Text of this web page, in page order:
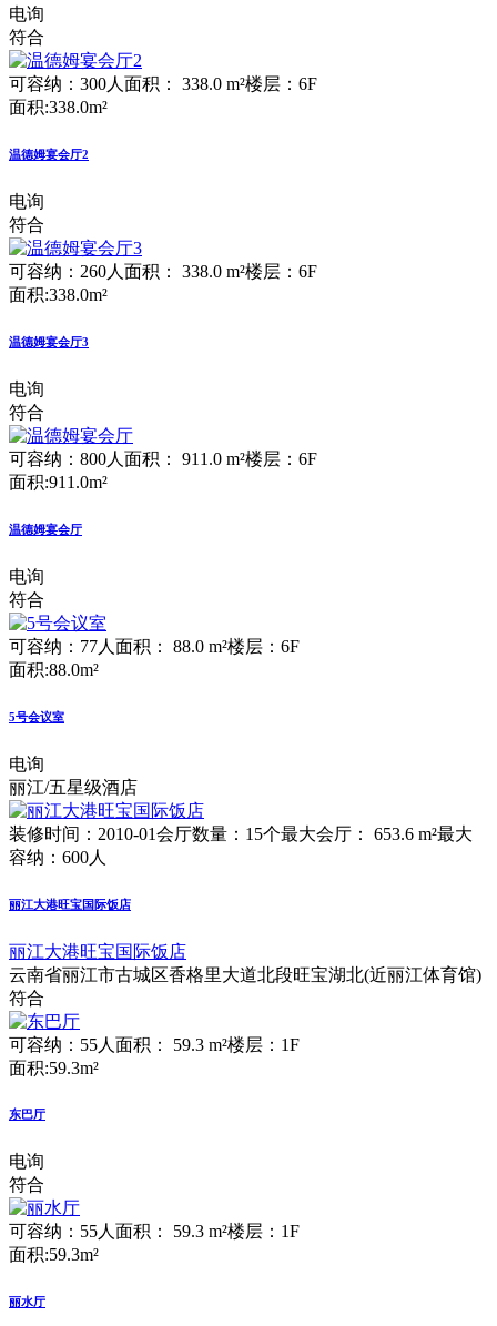
电询
符合
可容纳：300人 面积： 338.0 m²楼层：6F
面积:338.0m²
温德姆宴会厅2
电询
符合
可容纳：260人 面积： 338.0 m²楼层：6F
面积:338.0m²
温德姆宴会厅3
电询
符合
可容纳：800人 面积： 911.0 m²楼层：6F
面积:911.0m²
温德姆宴会厅
电询
符合
可容纳：77人 面积： 88.0 m²楼层：6F
面积:88.0m²
5号会议室
电询
丽江/五星级酒店
装修时间：2010-01会厅数量：15个最大会厅： 653.6 m²最大
容纳：600人
丽江大港旺宝国际饭店
丽江大港旺宝国际饭店
云南省丽江市古城区香格里大道北段旺宝湖北(近丽江体育馆)
符合
可容纳：55人 面积： 59.3 m²楼层：1F
面积:59.3m²
东巴厅
电询
符合
可容纳：55人面积： 59.3 m²楼层：1F
面积:59.3m²
丽水厅